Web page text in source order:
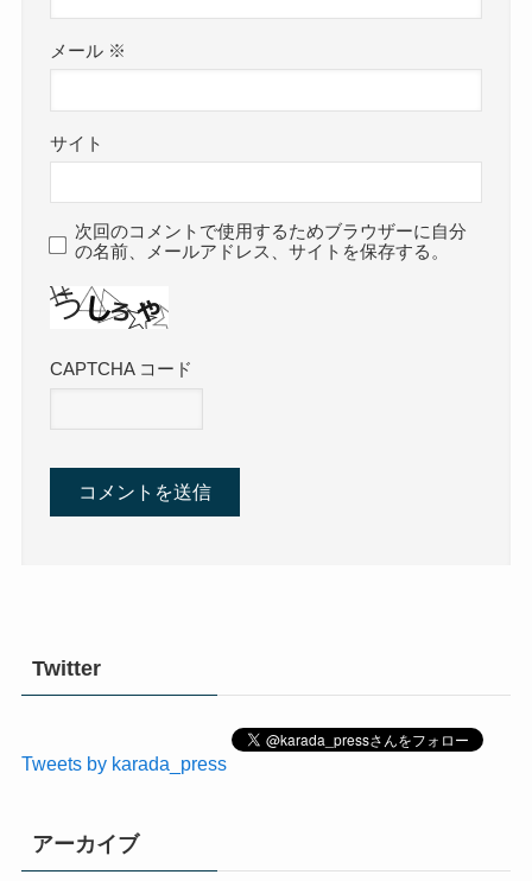
メール ※
サイト
次回のコメントで使用するためブラウザーに自分
の名前、メールアドレス、サイトを保存する。
CAPTCHA コード
Twitter
Tweets by karada_press
アーカイブ